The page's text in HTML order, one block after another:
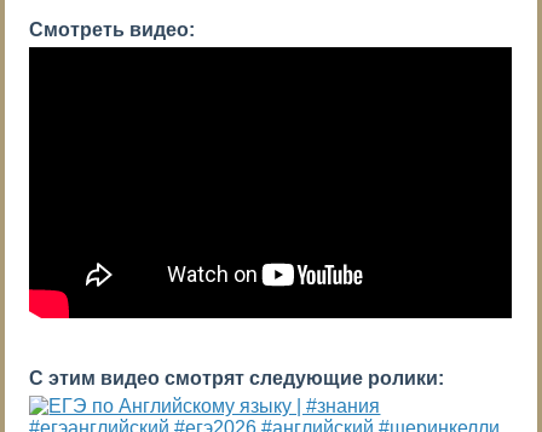
Смотреть видео:
С этим видео смотрят следующие ролики: